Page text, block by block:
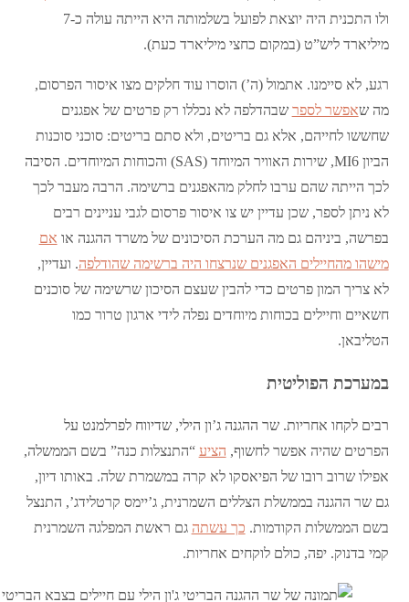
ולו התכנית היה יוצאת לפועל בשלמותה היא הייתה עולה כ-7
מיליארד ליש”ט (במקום כחצי מיליארד כעת).
רגע, לא סיימנו. אתמול (ה’) הוסרו עוד חלקים מצו איסור הפרסום,
מה שאפשר לספר שבהדלפה לא נכללו רק פרטים של אפגנים
שחששו לחייהם, אלא גם בריטים, ולא סתם בריטים: סוכני סוכנות
הביון MI6, שירות האוויר המיוחד (SAS) והכוחות המיוחדים. הסיבה
לכך הייתה שהם ערבו לחלק מהאפגנים ברשימה. הרבה מעבר לכך
לא ניתן לספר, שכן עדיין יש צו איסור פרסום לגבי עניינים רבים
בפרשה, ביניהם גם מה הערכת הסיכונים של משרד ההגנה או אם
מישהו מהחיילים האפגנים שנרצחו היה ברשימה שהודלפה. ועדיין,
לא צריך המון פרטים כדי להבין שעצם הסיכון שרשימה של סוכנים
חשאיים וחיילים בכוחות מיוחדים נפלה לידי ארגון טרור כמו
הטליבאן.
במערכת הפוליטית
רבים לקחו אחריות. שר ההגנה ג’ון הילי, שדיווח לפרלמנט על
הפרטים שהיה אפשר לחשוף, הציע “התנצלות כנה” בשם הממשלה,
אפילו שרוב רובו של הפיאסקו לא קרה במשמרת שלה. באותו דיון,
גם שר ההגנה בממשלת הצללים השמרנית, ג’יימס קרטלידג’, התנצל
בשם הממשלות הקודמות. כך עשתה גם ראשת המפלגה השמרנית
קמי בדנוק. יפה, כולם לוקחים אחריות.